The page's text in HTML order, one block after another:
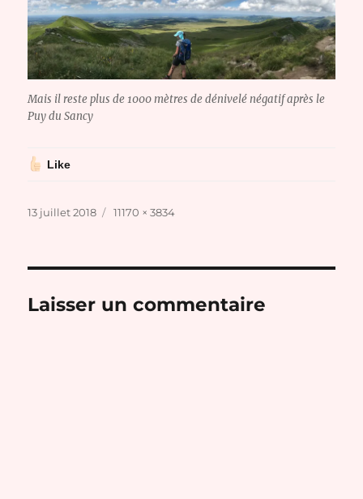
Mais il reste plus de 1000 mètres de dénivelé négatif après le
Puy du Sancy
Like
Publié
13 juillet 2018
Taille
11170 × 3834
Laisser un commentaire